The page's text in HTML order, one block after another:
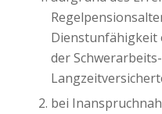
Dienstunfähigkeit
der
bei